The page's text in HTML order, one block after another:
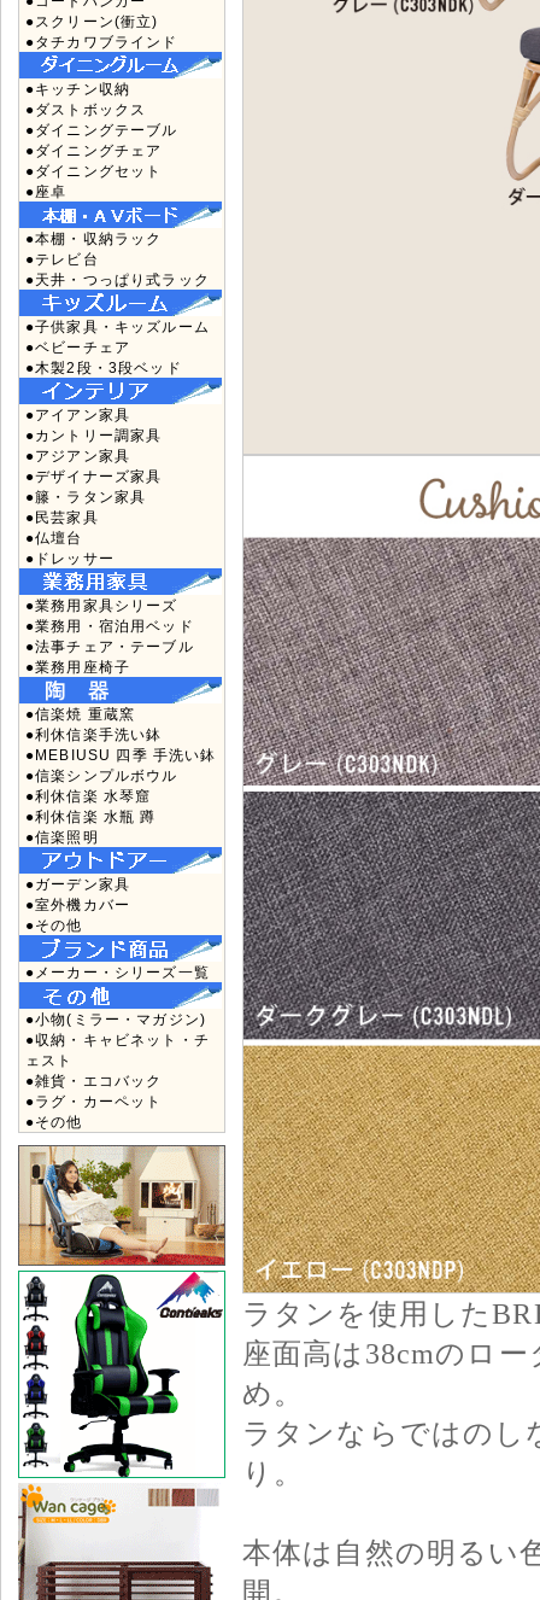
●スクリーン(衝立)
●タチカワブラインド
●キッチン収納
●ダストボックス
●ダイニングテーブル
●ダイニングチェア
●ダイニングセット
●座卓
●本棚・収納ラック
●テレビ台
●天井・つっぱり式ラック
●子供家具・キッズルーム
●ベビーチェア
●木製2段・3段ベッド
●アイアン家具
●カントリー調家具
●アジアン家具
●デザイナーズ家具
●籐・ラタン家具
●民芸家具
●仏壇台
●ドレッサー
●業務用家具シリーズ
●業務用・宿泊用ベッド
●法事チェア・テーブル
●業務用座椅子
●信楽焼 重蔵窯
●利休信楽手洗い鉢
●MEBIUSU 四季 手洗い鉢
●信楽シンプルボウル
●利休信楽 水琴窟
●利休信楽 水瓶 蹲
●信楽照明
●ガーデン家具
●室外機カバー
●その他
●メーカー・シリーズ一覧
●小物(ミラー・マガジン)
●収納・キャビネット・チ
ェスト
●雑貨・エコバック
●ラグ・カーペット
●その他
ラタンを使用した
座面高は38cmのロ
め。
ラタンならではのし
り。
本体は自然の明るい
開。